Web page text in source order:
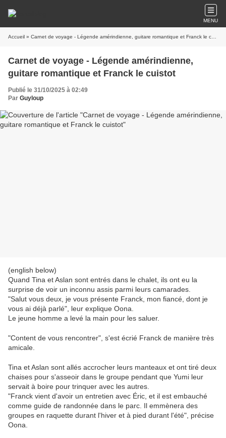
MENU
Accueil » Carnet de voyage - Légende amérindienne, guitare romantique et Franck le cuistot
Carnet de voyage - Légende amérindienne,
guitare romantique et Franck le cuistot
Publié le 31/10/2025 à 02:49
Par Guyloup
(english below)
Quand Tina et Aslan sont entrés dans le chalet, ils ont eu la
surprise de voir un inconnu assis parmi leurs camarades.
"Salut vous deux, je vous présente Franck, mon fiancé, dont je
vous ai déjà parlé", leur explique Oona.
Le jeune homme a levé la main pour les saluer.
"Content de vous rencontrer", s'est écrié Franck de manière très
amicale.
Tina et Aslan sont allés accrocher leurs manteaux et ont tiré deux
chaises pour s'asseoir dans le groupe pendant que Yumi leur
servait à boire pour trinquer avec les autres.
"Franck vient d'avoir un entretien avec Éric, et il est embauché
comme guide de randonnée dans le parc. Il emmènera des
groupes en raquette durant l'hiver et à pied durant l'été", précise
Oona.